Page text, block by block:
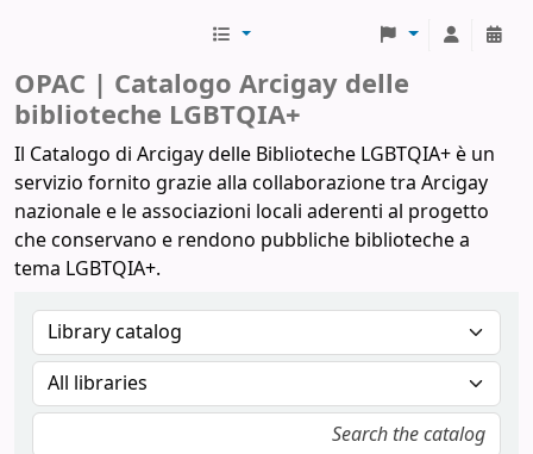
OPAC | Catalogo Arcigay delle
biblioteche LGBTQIA+
Il Catalogo di Arcigay delle Biblioteche LGBTQIA+ è un
servizio fornito grazie alla collaborazione tra Arcigay
nazionale e le associazioni locali aderenti al progetto
che conservano e rendono pubbliche biblioteche a
tema LGBTQIA+.